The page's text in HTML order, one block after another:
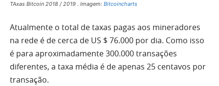
TAxas Bitcoin 2018 / 2019 . Imagem: Bitcoincharts
Atualmente o total de taxas pagas aos mineradores
na rede é de cerca de US $ 76.000 por dia. Como isso
é para aproximadamente 300.000 transações
diferentes, a taxa média é de apenas 25 centavos por
transação.